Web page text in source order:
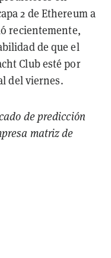
2 de Ethereum a
recientemente,
de que el
Club esté por
del viernes.
de predicción
matriz de